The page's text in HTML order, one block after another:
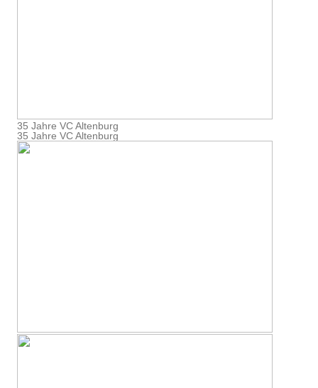
35 Jahre VC Altenburg
35 Jahre VC Altenburg